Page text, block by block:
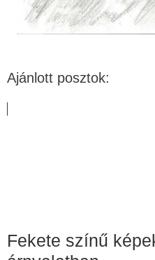
Ajánlott posztok:
Fekete színű